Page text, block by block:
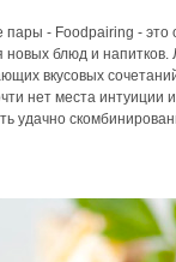
пары - Foodpairing - это
новых блюд и
вкусовых
нет места интуиции
удачно